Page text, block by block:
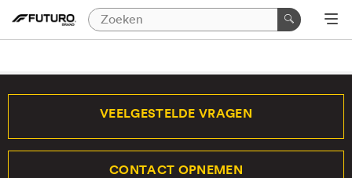
VEELGESTELDE VRAGEN
CONTACT OPNEMEN